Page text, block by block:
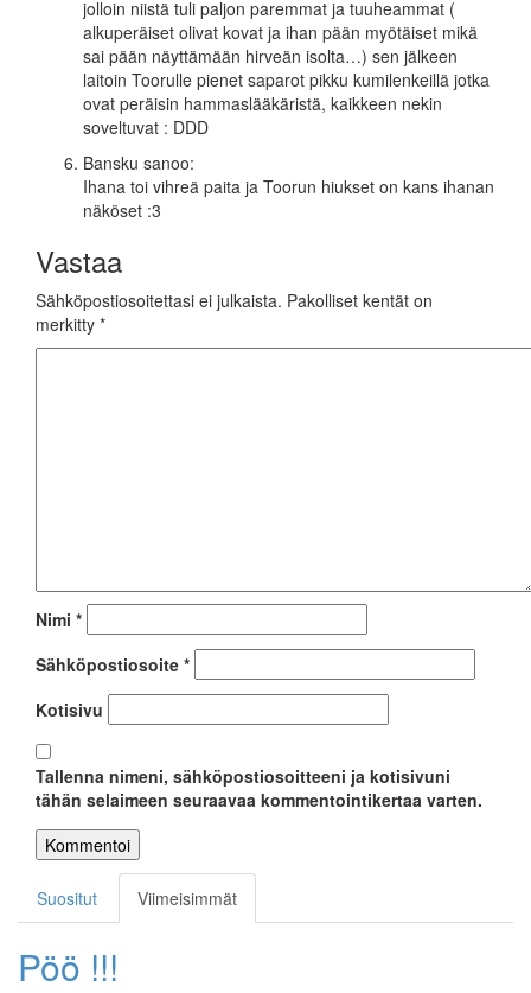
jolloin niistä tuli paljon paremmat ja tuuheammat (
alkuperäiset olivat kovat ja ihan pään myötäiset mikä
sai pään näyttämään hirveän isolta…) sen jälkeen
laitoin Toorulle pienet saparot pikku kumilenkeillä jotka
ovat peräisin hammaslääkäristä, kaikkeen nekin
soveltuvat : DDD
Bansku sanoo:
Ihana toi vihreä paita ja Toorun hiukset on kans ihanan
näköset :3
Vastaa
Sähköpostiosoitettasi ei julkaista. Pakolliset kentät on
merkitty *
Nimi *
Sähköpostiosoite *
Kotisivu
Tallenna nimeni, sähköpostiosoitteeni ja kotisivuni
tähän selaimeen seuraavaa kommentointikertaa varten.
Suositut Viimeisimmät
Pöö !!!